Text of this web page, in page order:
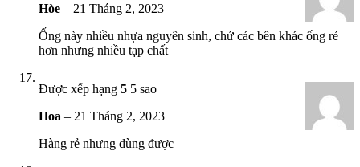
Hòe – 21 Tháng 2, 2023
Ống này nhiều nhựa nguyên sinh, chứ các bên khác ống rẻ
hơn nhưng nhiều tạp chất
Được xếp hạng 5 5 sao
Hoa – 21 Tháng 2, 2023
Hàng rẻ nhưng dùng được